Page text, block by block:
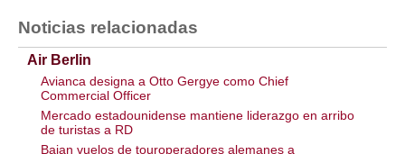
Noticias relacionadas
Air Berlin
Avianca designa a Otto Gergye como Chief
Commercial Officer
Mercado estadounidense mantiene liderazgo en arribo
de turistas a RD
Bajan vuelos de touroperadores alemanes a